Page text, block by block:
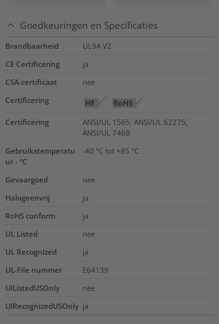
Goedkeuringen en Specificaties
Brandbaarheid
UL94 V2
CE Certificering
ja
CSA-certificaat
nee
Certificering
Certificering
ANSI/UL 1565, ANSI/UL 62275,
ANSI/UL 746B
Gebruikstemperatu
ur - °C
-40 °C tot +85 °C
Gevaargoed
nee
Halogeenvrij
ja
RoHS conform
ja
UL Listed
nee
UL Recognized
ja
UL-File nummer
E64139
UlListedUSOnly
nee
UlRecognizedUSOnly ja